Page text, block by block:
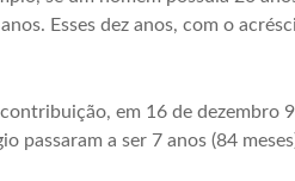
Esses dez anos, com o
em 16 de
passaram a ser 7 anos (84